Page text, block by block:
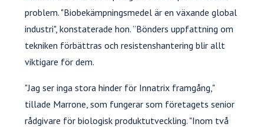
problem. "Biobekämpningsmedel är en växande global
industri", konstaterade hon. ”Bönders uppfattning om
tekniken förbättras och resistenshantering blir allt
viktigare för dem.
"Jag ser inga stora hinder för Innatrix framgång,"
tillade Marrone, som fungerar som företagets senior
rådgivare för biologisk produktutveckling. "Inom två